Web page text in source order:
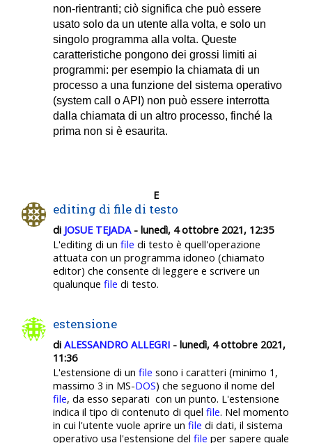
non-rientranti; ciò significa che può essere
usato solo da un utente alla volta, e solo un
singolo programma alla volta. Queste
caratteristiche pongono dei grossi limiti ai
programmi: per esempio la chiamata di un
processo a una funzione del sistema operativo
(system call o API) non può essere interrotta
dalla chiamata di un altro processo, finché la
prima non si è esaurita.
E
editing di file di testo
di JOSUE TEJADA- lunedì, 4 ottobre 2021, 12:35
L'editing di un file di testo è quell'operazione
attuata con un programma idoneo (chiamato
editor) che consente di leggere e scrivere un
qualunque file di testo.
estensione
di ALESSANDRO ALLEGRI - lunedì, 4 ottobre 2021,
11:36
L'estensione di un file sono i caratteri (minimo 1,
massimo 3 in MS-DOS) che seguono il nome del
file, da esso separati con un punto. L'estensione
indica il tipo di contenuto di quel file. Nel momento
in cui l'utente vuole aprire un file di dati, il sistema
operativo usa l'estensione del file per sapere quale